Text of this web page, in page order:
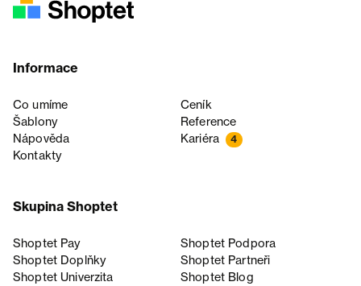
Informace
Co umíme
Ceník
Šablony
Reference
Nápověda
Kariéra 4
Kontakty
Skupina Shoptet
Shoptet Pay
Shoptet Podpora
Shoptet Doplňky
Shoptet Partneři
Shoptet Univerzita
Shoptet Blog